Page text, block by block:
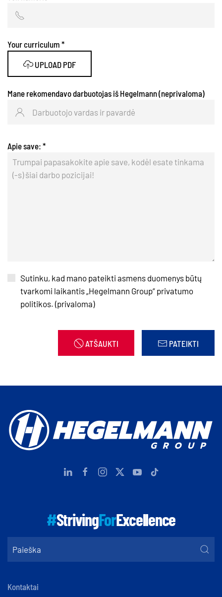
Your curriculum *
UPLOAD PDF
Mane rekomendavo darbuotojas iš Hegelmann (neprivaloma)
Apie save: *
Sutinku, kad mano pateikti asmens duomenys būtų
tvarkomi laikantis „Hegelmann Group“ privatumo
politikos. (privaloma)
ATŠAUKTI PATEIKTI
#StrivingForExcellence
Kontaktai